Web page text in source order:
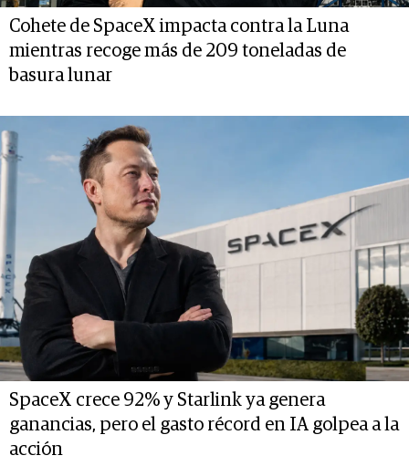
Cohete de SpaceX impacta contra la Luna
mientras recoge más de 209 toneladas de
basura lunar
SpaceX crece 92% y Starlink ya genera
ganancias, pero el gasto récord en IA golpea a la
acción